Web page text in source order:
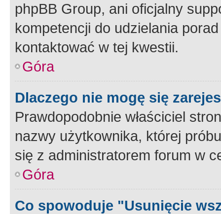
phpBB Group, ani oficjalny
kompetencji do udzielania
kontaktować w tej kwestii.
Góra
Dlaczego nie mogę się
Prawdopodobnie właściciel
nazwy użytkownika, której
się z administratorem forum w
Góra
Co spowoduje "Usunięcie